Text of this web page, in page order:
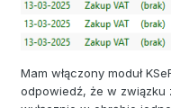
Mam włączony moduł
odpowiedź, że w związku